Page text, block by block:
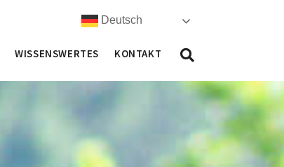
Deutsch
WISSENSWERTES KONTAKT